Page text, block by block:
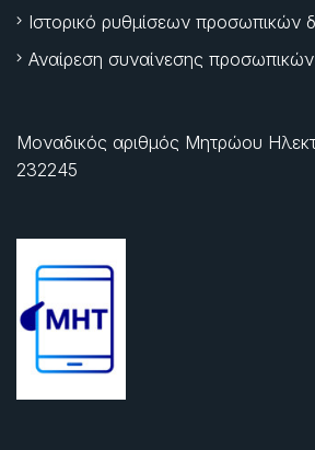
Ιστορικό ρυθμίσεων προσωπικών
Αναίρεση συναίνεσης
Μοναδικός αριθμός Μητρώου
232245